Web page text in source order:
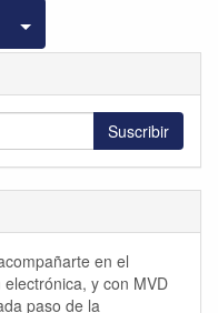
Seleccionar
Suscribir
en el
y con MVD
paso de la